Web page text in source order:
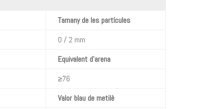
Tamany de les partícules
0 / 2 mm
Equivalent d’arena
≥76
Valor blau de metilè